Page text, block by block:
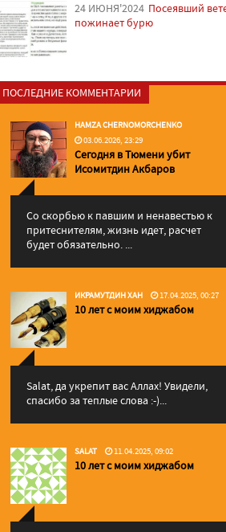
24 ИЮНЯ'2024 Посеявший
пожинает бурю
ПОСЛЕДНИЕ КОММЕНТАРИИ
HAMZA CHERNOMORCHENKO
03.06.2026, 23:29
Сегодня в Тюмени убит
Исомитдин Акбаров
Со скорбью к павшим и ненавестью к
притеснителям, жизнь идет, расчет
будет обязательно. ...
ИКРАМУТДИН ХАН 17.04.2025, 00:27
10 лет с моим хиджабом
Salat, да укрепит вас Аллаx! Увидели,
спасибо за теплые слова :-)...
SALAT 11.04.2025, 09:02
10 лет с моим хиджабом